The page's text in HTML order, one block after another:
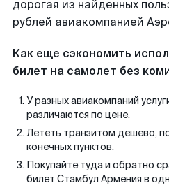
дорогая из найденных
рублей авиакомпанией
Как еще сэкономить
билет на самолет без
У разных авиакомпаний
различаются по цене.
Лететь транзитом дешево,
конечных пунктов.
Покупайте туда и обратно
билет Стамбул Армения в